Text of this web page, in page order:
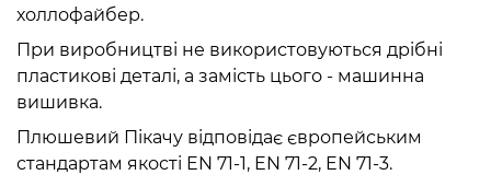
холлофайбер.
При виробництві не використовуються дрібні
пластикові деталі, а замість цього - машинна
вишивка.
Плюшевий Пікачу відповідає європейським
стандартам якості EN 71-1, EN 71-2, EN 71-3.